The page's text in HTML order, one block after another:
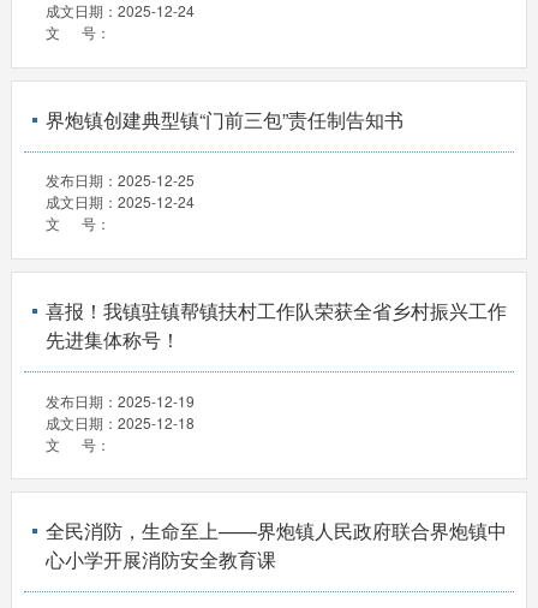
成文日期： 2025-12-24
文 号：
界炮镇创建典型镇“门前三包”责任制告知书
发布日期： 2025-12-25
成文日期： 2025-12-24
文 号：
喜报！我镇驻镇帮镇扶村工作队荣获全省乡村振兴工作
先进集体称号！
发布日期： 2025-12-19
成文日期： 2025-12-18
文 号：
全民消防，生命至上——界炮镇人民政府联合界炮镇中
心小学开展消防安全教育课